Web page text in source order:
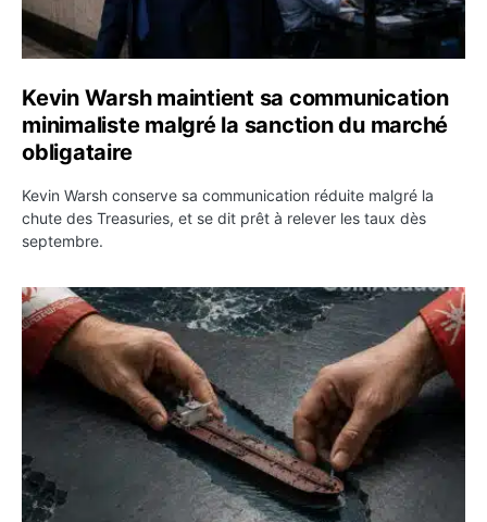
Kevin Warsh maintient sa communication
minimaliste malgré la sanction du marché
obligataire
Kevin Warsh conserve sa communication réduite malgré la
chute des Treasuries, et se dit prêt à relever les taux dès
septembre.
Ormuz : l’Iran annonce un accord avec Oman sur une